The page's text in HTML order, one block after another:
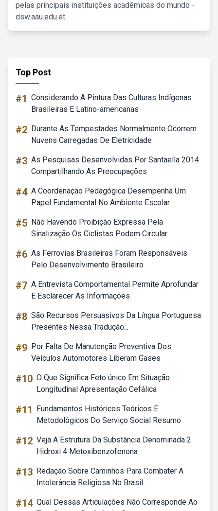
pelas principais instituições acadêmicas do mundo -
dsw.aau.edu.et.
Top Post
#1 Considerando A Pintura Das Culturas Indígenas
Brasileiras E Latino-americanas
#2 Durante As Tempestades Normalmente Ocorrem
Nuvens Carregadas De Eletricidade
#3 As Pesquisas Desenvolvidas Por Santaella 2014
Compartilhando As Preocupações
#4 A Coordenação Pedagógica Desempenha Um
Papel Fundamental No Ambiente Escolar
#5 Não Havendo Proibição Expressa Pela
Sinalização Os Ciclistas Podem Circular
#6 As Ferrovias Brasileiras Foram Responsáveis
Pelo Desenvolvimento Brasileiro
#7 A Entrevista Comportamental Permite Aprofundar
E Esclarecer As Informações
#8 São Recursos Persuasivos Da Língua Portuguesa
Presentes Nessa Tradução...
#9 Por Falta De Manutenção Preventiva Dos
Veículos Automotores Liberam Gases
#10 O Que Significa Feto único Em Situação
Longitudinal Apresentação Cefálica
#11
Fundamentos Históricos Teóricos E
Metodológicos Do Serviço Social Resumo
#12 Veja A Estrutura Da Substância Denominada 2
Hidroxi 4 Metoxibenzofenona
#13 Redação Sobre Caminhos Para Combater A
Intolerância Religiosa No Brasil
#14 Qual Dessas Articulações Não Corresponde Ao